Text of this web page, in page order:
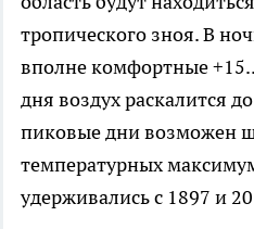
тропического зноя. В
вполне комфортные
дня воздух раскалится
пиковые дни возможен
температурных
удерживались с 1897 и